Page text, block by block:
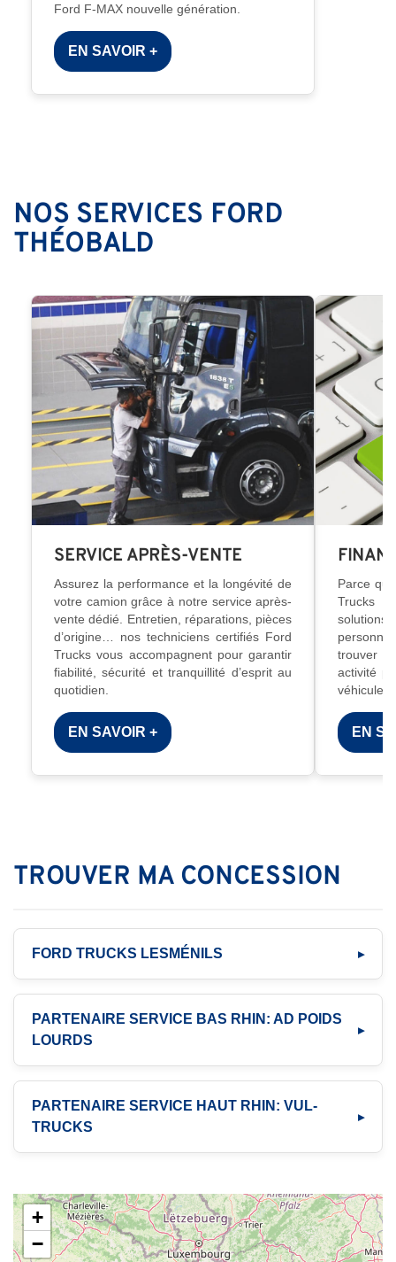
Ford F-MAX nouvelle génération.
EN SAVOIR +
NOS SERVICES FORD
THÉOBALD
SERVICE APRÈS-VENTE
Assurez la performance et la longévité de
votre camion grâce à notre service après-
vente dédié. Entretien, réparations, pièces
d’origine… nos techniciens certifiés Ford
Trucks vous accompagnent pour garantir
fiabilité, sécurité et tranquillité d’esprit au
quotidien.
EN SAVOIR +
Parce
Trucks
trouver
activité
véhicule
EN
TROUVER MA CONCESSION
FORD TRUCKS LESMÉNILS
PARTENAIRE SERVICE BAS RHIN: AD POIDS
LOURDS
PARTENAIRE SERVICE HAUT RHIN: VUL-
TRUCKS
+
−